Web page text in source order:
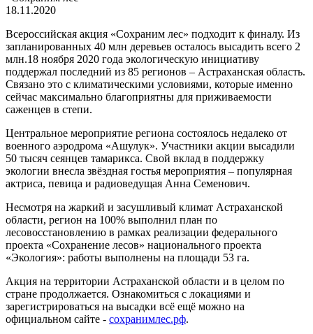
18.11.2020
Всероссийская акция «Сохраним лес» подходит к финалу. Из
запланированных 40 млн деревьев осталось высадить всего 2
млн.18 ноября 2020 года экологическую инициативу
поддержал последний из 85 регионов – Астраханская область.
Связано это с климатическими условиями, которые именно
сейчас максимально благоприятны для приживаемости
саженцев в степи.
Центральное мероприятие региона состоялось недалеко от
военного аэродрома «Ашулук». Участники акции высадили
50 тысяч сеянцев тамарикса. Свой вклад в поддержку
экологии внесла звёздная гостья мероприятия – популярная
актриса, певица и радиоведущая Анна Семенович.
Несмотря на жаркий и засушливый климат Астраханской
области, регион на 100% выполнил план по
лесовосстановлению в рамках реализации федерального
проекта «Сохранение лесов» национального проекта
«Экология»: работы выполнены на площади 53 га.
Акция на территории Астраханской области и в целом по
стране продолжается. Ознакомиться с локациями и
зарегистрироваться на высадки всё ещё можно на
официальном сайте - сохранимлес.рф.